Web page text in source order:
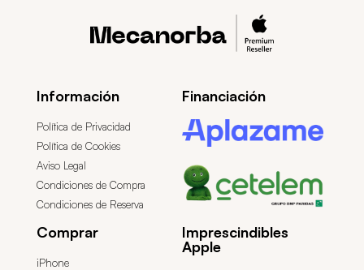
Información
Política de Privacidad
Política de Cookies
Aviso Legal
Condiciones de Compra
Condiciones de Reserva
Financiación
Comprar
iPhone
Imprescindibles
Apple